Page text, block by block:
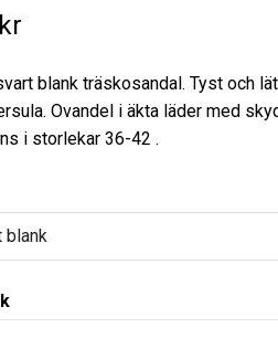
blank träskosandal. Tyst och
Ovandel i äkta läder med
i storlekar 36-42 .
blank